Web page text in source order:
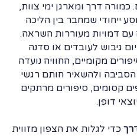
דרך ומארגן ימי צוות,
ייחודי שמחבר בין הליכה
עם דמויות מעוררות השראה.
גיבוש לעובדים או סדנה
מקומיים, החוויה נועדה
ולהשאיר חותם רגשי
קסומים, סיפורים מרתקים
דופן.
כדי לגלות את הצפון מזווית